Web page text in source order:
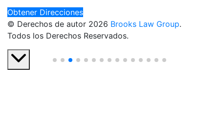
Obtener Direcciones
© Derechos de autor 2026 Brooks Law Group.
Todos los Derechos Reservados.